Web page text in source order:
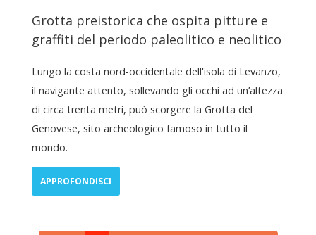
Grotta preistorica che ospita pitture e
graffiti del periodo paleolitico e neolitico
Lungo la costa nord-occidentale dell'isola di Levanzo,
il navigante attento, sollevando gli occhi ad un’altezza
di circa trenta metri, può scorgere la Grotta del
Genovese, sito archeologico famoso in tutto il
mondo.
APPROFONDISCI